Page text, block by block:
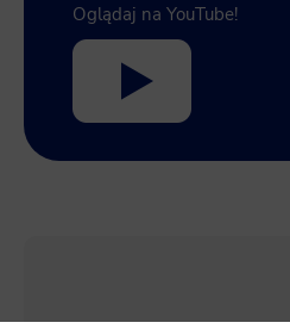
Oglądaj na YouTube!